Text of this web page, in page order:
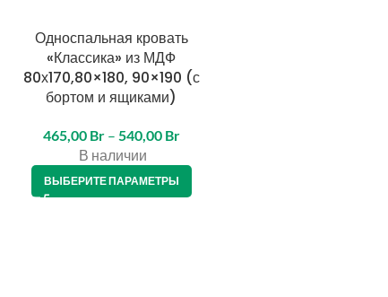
Односпальная кровать
«Классика» из МДФ
80х170,80×180, 90×190 (с
бортом и ящиками)
465,00 Br – 540,00 Br
В наличии
ВЫБЕРИТЕ ПАРАМЕТРЫ